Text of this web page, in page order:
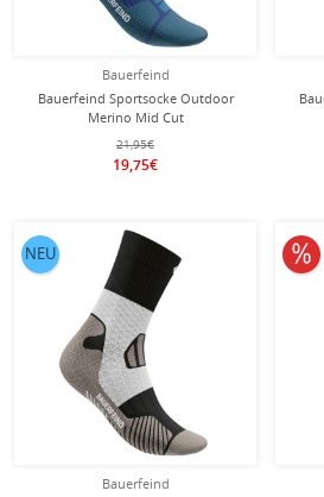
Bauerfeind
Bauerfeind Sportsocke Outdoor
Merino Mid Cut
(Kompressionssocke) blau Herren - 1
Paar
21,95€
19,75€
Bauerfeind
NEU